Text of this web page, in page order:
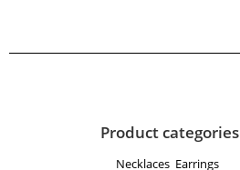
Product categories
Necklaces Earrings